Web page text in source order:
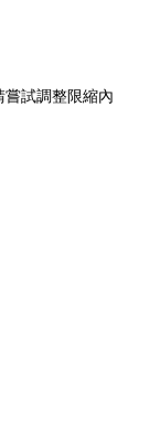
試調整限縮內